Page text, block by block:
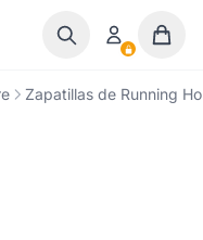
Zapatillas de Running